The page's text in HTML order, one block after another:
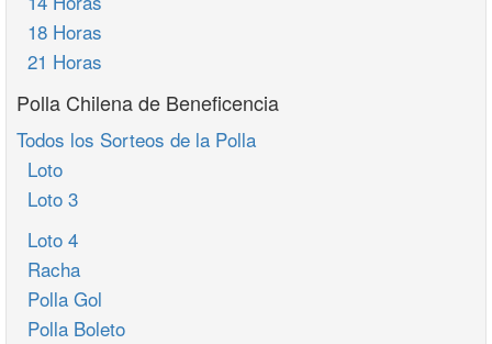
18 Horas
21 Horas
Polla Chilena de Beneficencia
Todos los Sorteos de la Polla
Loto
Loto 3
Loto 4
Racha
Polla Gol
Polla Boleto